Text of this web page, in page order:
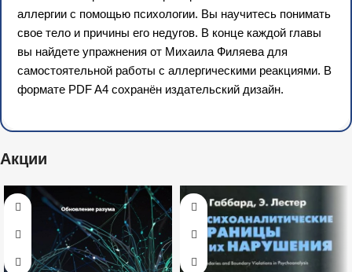
аллергии с помощью психологии. Вы научитесь понимать
свое тело и причины его недугов. В конце каждой главы
вы найдете упражнения от Михаила Филяева для
самостоятельной работы с аллергическими реакциями. В
формате PDF A4 сохранён издательский дизайн.
Акции